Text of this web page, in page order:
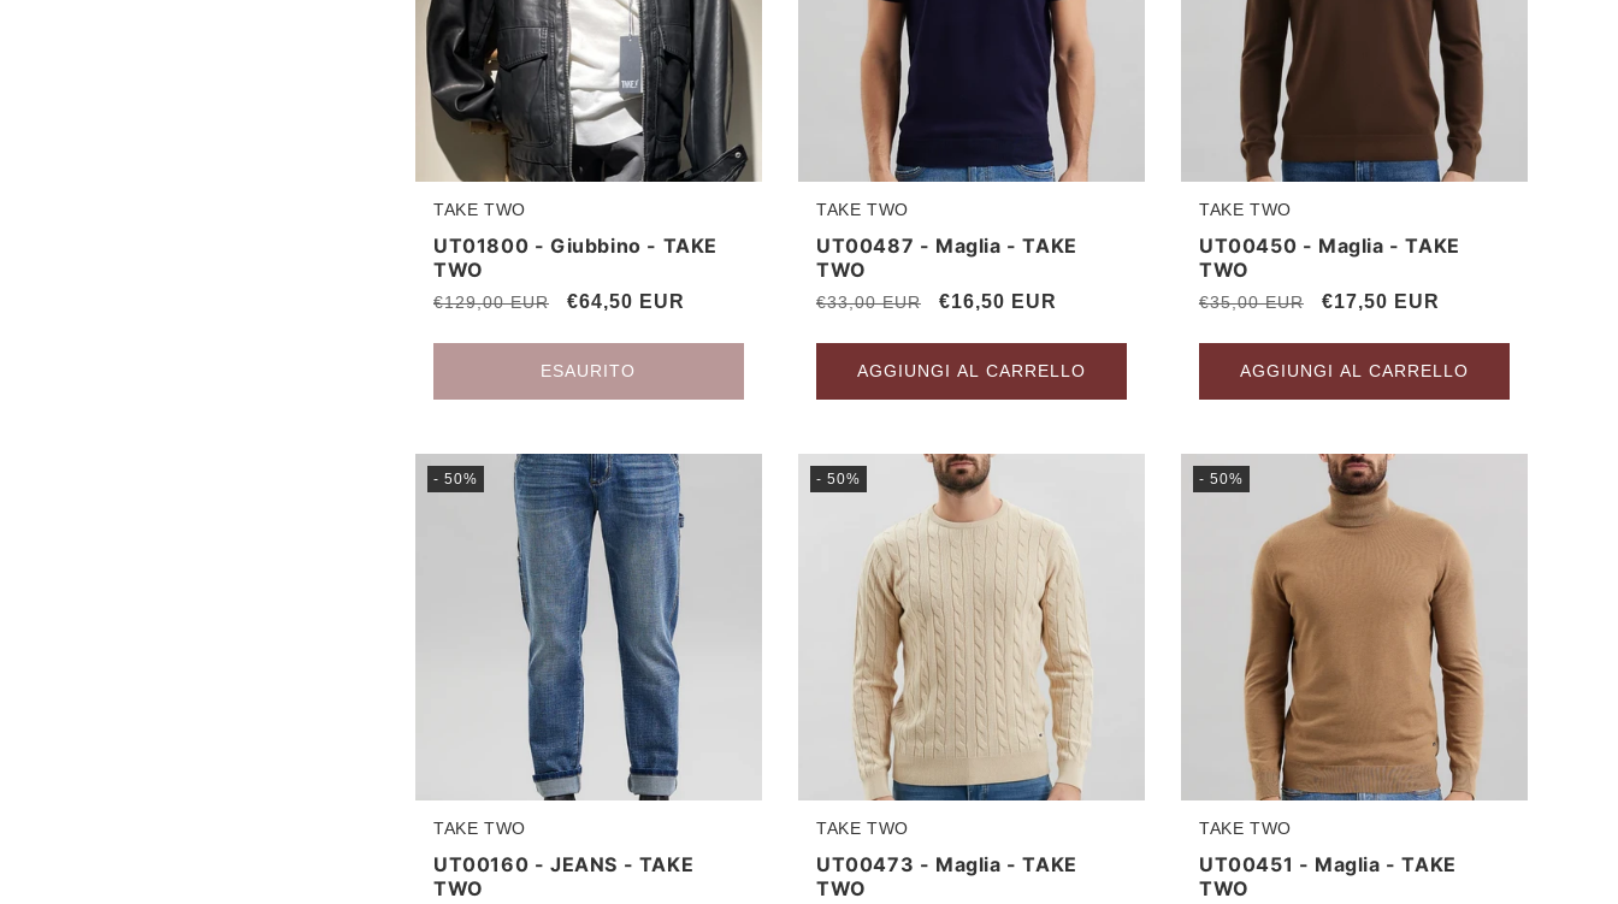
Produttore:
TAKE TWO
UT01800 - Giubbino - TAKE
TWO
Prezzo
€129,00 EUR
Prezzo
€64,50 EUR
ESAURITO
Produttore:
TAKE TWO
UT00487 - Maglia - TAKE
TWO
Prezzo
€33,00 EUR
Prezzo
€16,50 EUR
AGGIUNGI AL CARRELLO
Produttore:
TAKE TWO
UT00450 - Maglia - TAKE
TWO
Prezzo
€35,00 EUR
Prezzo
€17,50 EUR
AGGIUNGI AL CARRELLO
- 50%
Produttore:
TAKE TWO
UT00160 - JEANS - TAKE
TWO
- 50%
Produttore:
TAKE TWO
UT00473 - Maglia - TAKE
TWO
- 50%
Produttore:
TAKE TWO
UT00451 - Maglia - TAKE
TWO